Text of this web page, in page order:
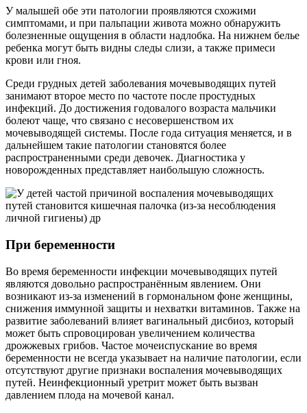
У малышей обе эти патологии проявляются схожими
симптомами, и при пальпации живота можно обнаружить
болезненные ощущения в области надлобка. На нижнем белье
ребенка могут быть видны следы слизи, а также примеси
крови или гноя.
Среди грудных детей заболевания мочевыводящих путей
занимают второе место по частоте после простудных
инфекций. До достижения годовалого возраста мальчики
болеют чаще, что связано с несовершенством их
мочевыводящей системы. После года ситуация меняется, и в
дальнейшем такие патологии становятся более
распространенными среди девочек. Диагностика у
новорожденных представляет наибольшую сложность.
При беременности
Во время беременности инфекции мочевыводящих путей
являются довольно распространённым явлением. Они
возникают из-за изменений в гормональном фоне женщины,
снижения иммунной защиты и нехватки витаминов. Также на
развитие заболеваний влияет вагинальный дисбиоз, который
может быть спровоцирован увеличением количества
дрожжевых грибов. Частое мочеиспускание во время
беременности не всегда указывает на наличие патологии, если
отсутствуют другие признаки воспаления мочевыводящих
путей. Неинфекционный уретрит может быть вызван
давлением плода на мочевой канал.